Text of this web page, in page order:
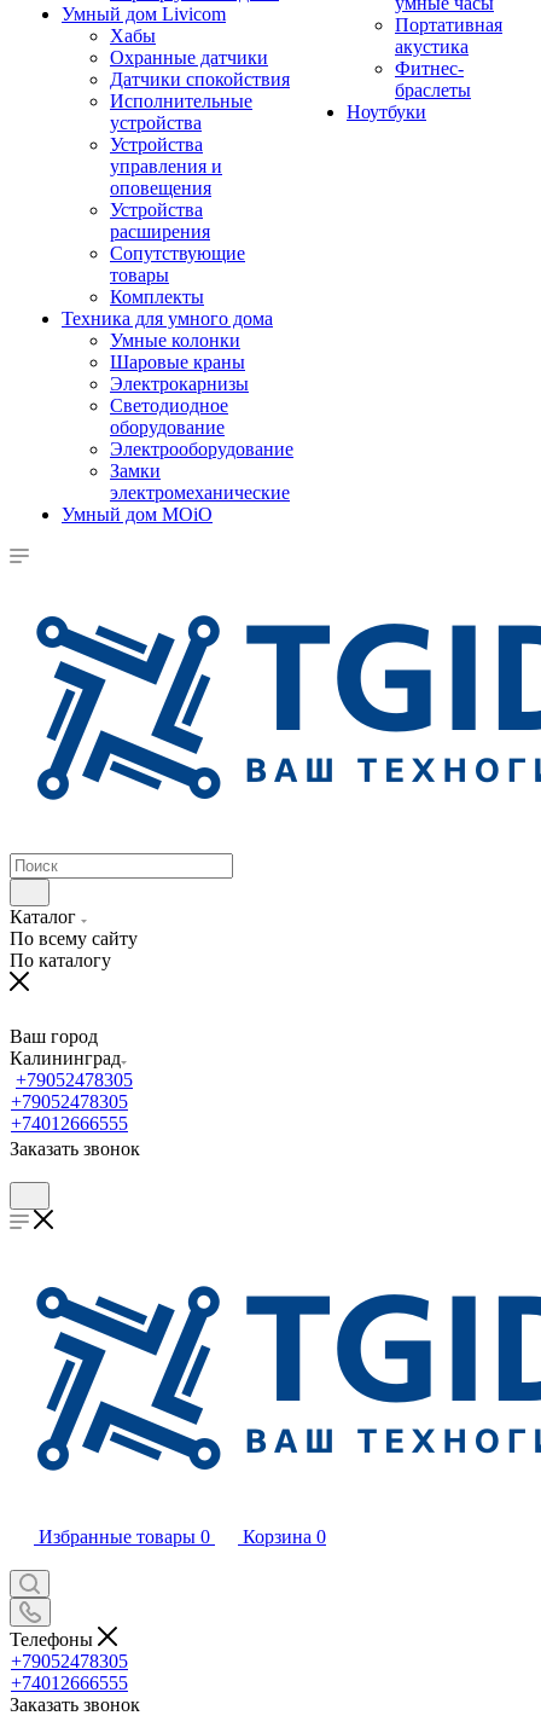
Умный дом Livicom
Хабы
Охранные датчики
Датчики спокойствия
Исполнительные
устройства
Устройства
управления и
оповещения
Устройства
расширения
Сопутствующие
товары
Комплекты
Техника для умного дома
Умные колонки
Шаровые краны
Электрокарнизы
Светодиодное
оборудование
Электрооборудование
Замки
электромеханические
Умный дом MOiO
Портативная
акустика
Фитнес-
браслеты
Ноутбуки
Каталог
По всему сайту
По каталогу
Ваш город
Калининград
+79052478305
+79052478305
+74012666555
Заказать звонок
Избранные товары 0 Корзина 0
Телефоны
+79052478305
+74012666555
Заказать звонок